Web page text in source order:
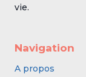
vie.
Navigation
A propos